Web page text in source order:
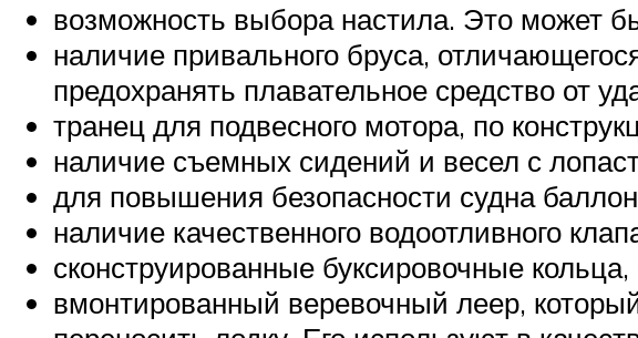
возможность выбора настила. Это может
наличие привального бруса,
предохранять плавательное средство от
транец для подвесного мотора, по
наличие съемных сидений и весел с
для повышения безопасности судна
наличие качественного водоотливного
сконструированные буксировочные
вмонтированный веревочный леер,